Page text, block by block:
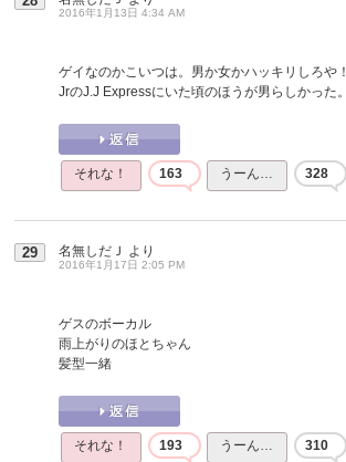
2016年1月13日 4:34 AM
ゲイなのかこいつは。男か女かハッキリしろや！
JrのJ.J Expressにいた頃のほうが男らしかった。
それな！ 163 うーん… 328
29 名無しだＪ より
2016年1月17日 2:05 PM
ゲスのボーカル
雨上がりのほとちゃん
髪型一緒
それな！ 193 うーん… 310